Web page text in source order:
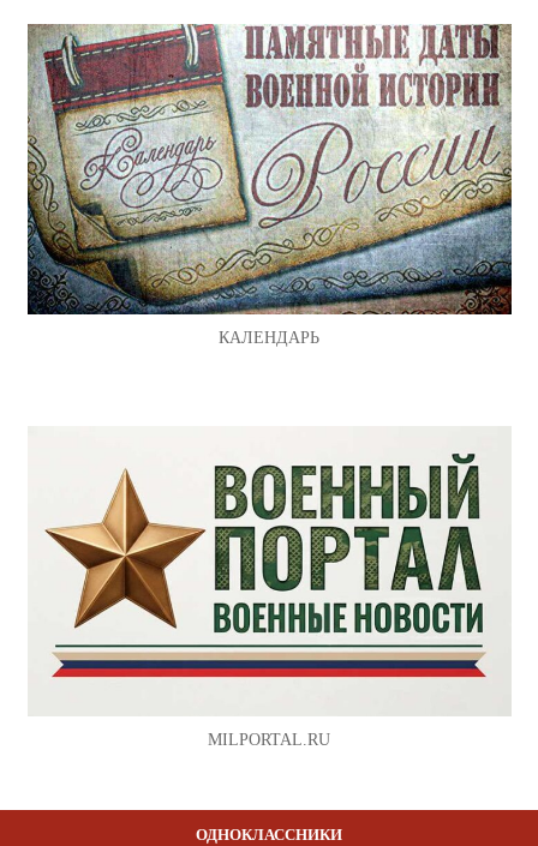
КАЛЕНДАРЬ
MILPORTAL.RU
ОДНОКЛАССНИКИ